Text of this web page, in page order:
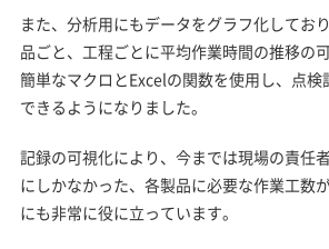
また、分析用にもデータをグラフ化してお
品ごと、工程ごとに平均作業時間の推移の
簡単なマクロとExcelの関数を使用し、点
できるようになりました。
記録の可視化により、今までは現場の責任
にしかなかった、各製品に必要な作業工数
にも非常に役に立っています。